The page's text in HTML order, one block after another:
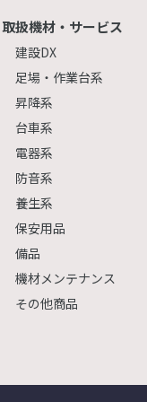
取扱機材・サービス
建設DX
足場・作業台系
昇降系
台車系
電器系
防音系
養生系
保安用品
備品
機材メンテナンス
その他商品